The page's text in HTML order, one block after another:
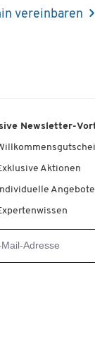
vereinbaren
Newsletter-
Aktionen
Angebote